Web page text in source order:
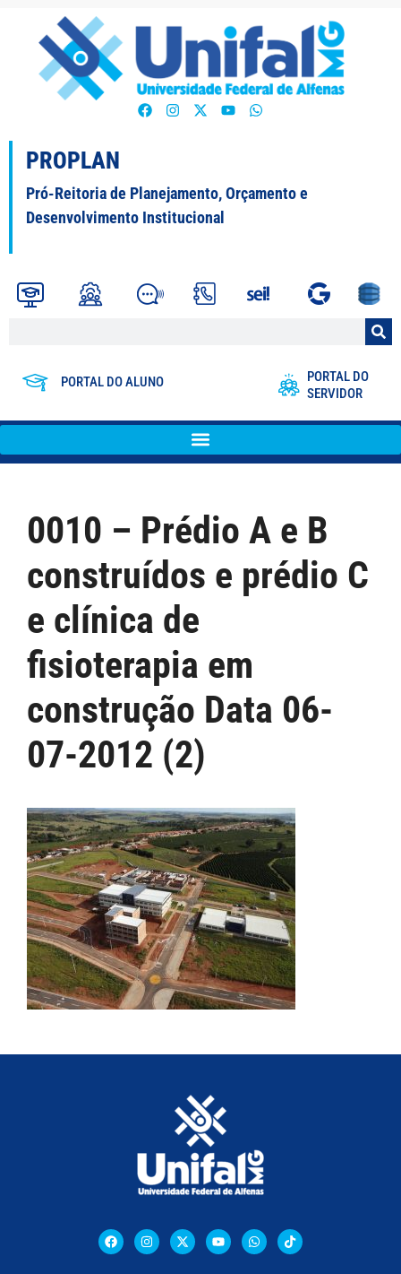
PROPLAN
Pró-Reitoria de Planejamento, Orçamento e
Desenvolvimento Institucional
PORTAL DO ALUNO
PORTAL DO
SERVIDOR
0010 – Prédio A e B
construídos e prédio C
e clínica de
fisioterapia em
construção Data 06-
07-2012 (2)